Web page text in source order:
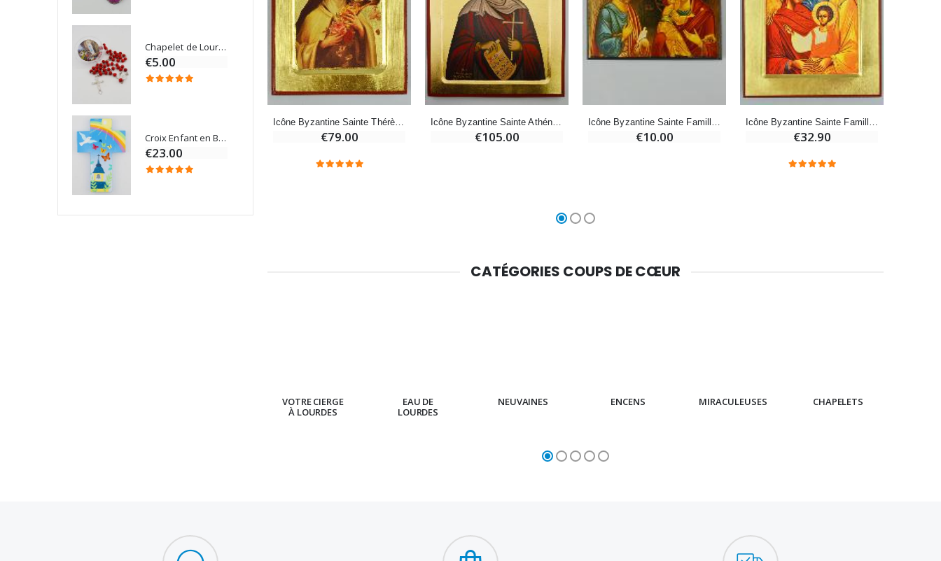
Chapelet de Lourdes en Bois
€5.00
Croix Enfant en Bois Eglise Papillons et Arc-en-ciel 15 cm
€23.00
Huile d'Onction
€9.90 €5.00
Huile d'Onction
€9.90
Icône Byzantine Sainte Thérèse - 17 cm
€79.00
Icône Byzantine Sainte Athéna - 30 cm
€105.00
Icône Byzantine Sainte Famille - 8.5 cm
€10.00
Icône Byzantine Sainte Famille - 18cm
€32.90
CATÉGORIES COUPS DE CŒUR
VOTRE CIERGE
À LOURDES
EAU DE
LOURDES
NEUVAINES ENCENS MIRACULEUSES CHAPELETS